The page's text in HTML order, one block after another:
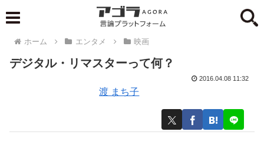
ホーム エンタメ 映画
デジタル・リマスターって何？
渡 まち子
2016.04.08 11:32